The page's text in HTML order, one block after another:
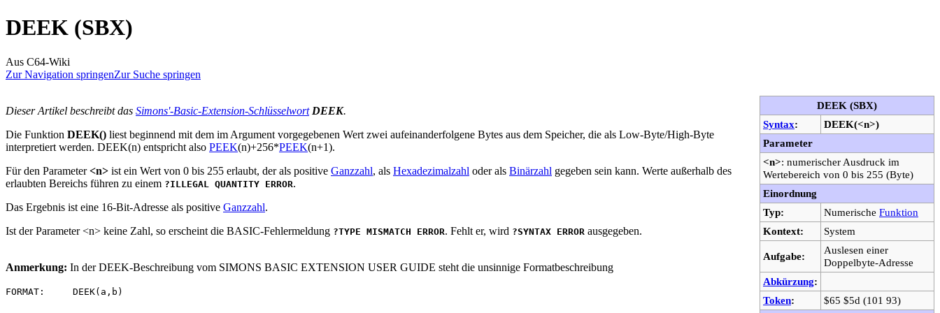
DEEK (SBX)
Aus C64-Wiki
Zur Navigation springenZur Suche springen
DEEK (SBX)
Syntax:
DEEK(<n>)
Parameter
<n>: numerischer Ausdruck im
Wertebereich von 0 bis 255 (Byte)
Einordnung
Typ:
Numerische Funktion
Kontext:
System
Aufgabe:
Auslesen einer
Doppelbyte-Adresse
Abkürzung:
Token:
$65 $5d (101 93)
Dieser Artikel beschreibt das Simons'-Basic-Extension-Schlüsselwort DEEK.
Die Funktion DEEK() liest beginnend mit dem im Argument vorgegebenen Wert zwei aufeinanderfolgene Bytes aus dem Speicher, die als Low-Byte/High-Byte
interpretiert werden. DEEK(n) entspricht also PEEK(n)+256*PEEK(n+1).
Für den Parameter<n> ist ein Wert von 0 bis 255 erlaubt, der als positive Ganzzahl, als Hexadezimalzahl oder als Binärzahl gegeben sein kann. Werte außerhalb des
erlaubten Bereichs führen zu einem ?ILLEGAL QUANTITY ERROR.
Das Ergebnis ist eine 16-Bit-Adresse als positive Ganzzahl.
Ist der Parameter <n> keine Zahl, so erscheint die BASIC-Fehlermeldung ?TYPE MISMATCH ERROR. Fehlt er, wird ?SYNTAX ERROR ausgegeben.
Anmerkung: In der DEEK-Beschreibung vom SIMONS BASIC EXTENSION USER GUIDE steht die unsinnige Formatbeschreibung
FORMAT: DEEK(a,b)